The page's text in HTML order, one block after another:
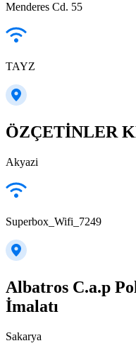
Menderes Cd. 55
TAYZ
ÖZÇETİNLER
Akyazi
Superbox_Wifi_7249
Albatros C.a.p
İmalatı
Sakarya